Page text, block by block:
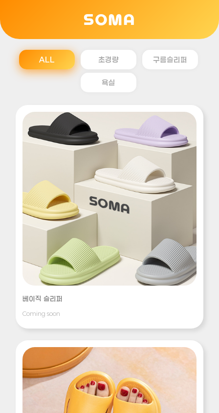
SOMA
ALL 초경량 구름슬리퍼
욕실
베이직 슬리퍼
Coming soon